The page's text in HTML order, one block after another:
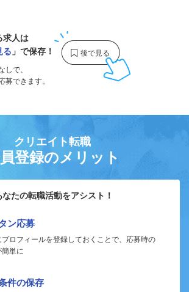
求人は
る 」で保存！
しで、
募できます。
クリエイト転職
登録のメリット
たの転職活動をアシスト！
ン応募
プロフィールを登録しておくことで、応募時の
簡単に
件の保存